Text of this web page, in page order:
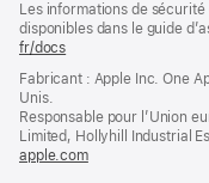
de
page
de
bas
page
Les informations de
disponibles dans le guide
fr/docs
une
fenêtre)
Fabricant : Apple Inc. One
Unis.
Responsable pour l’Union
Limited, Hollyhill Industrial
apple.com(s’ouvre